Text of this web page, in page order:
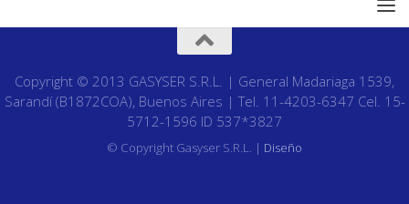
Copyright © 2013 GASYSER S.R.L. | General Madariaga 1539,
Sarandí (B1872COA), Buenos Aires | Tel. 11-4203-6347 Cel. 15-
5712-1596 ID 537*3827
© Copyright Gasyser S.R.L. | Diseño